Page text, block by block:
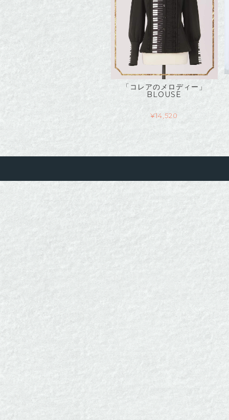
「コレアのメロディー」
BLOUSE
¥14,520